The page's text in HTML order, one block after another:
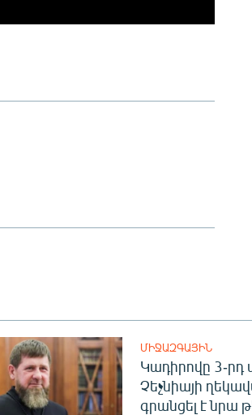
ՄԻՋԱԶԳԱՅԻՆ
Կադիրովը 3-րդ
Չեչնիայի
գրանցել է նրա